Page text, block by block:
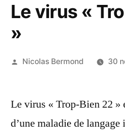
Le virus «
»
Publié
Nicolas Bermond 30
Le virus « Trop-Bien 22 »
d’une maladie de langage